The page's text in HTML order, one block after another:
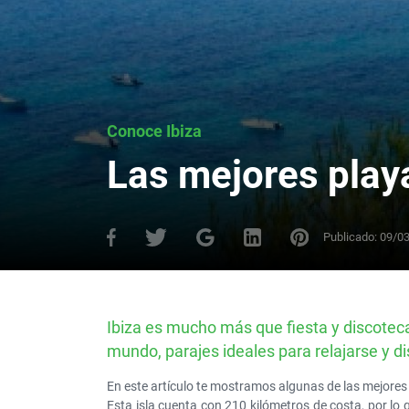
Conoce Ibiza
Las mejores
Publicado: 09/
Ibiza es mucho más que fiesta y
mundo, parajes ideales para relajarse y
En este artículo te mostramos algunas de las
Esta isla cuenta con 210 kilómetros de costa, por lo